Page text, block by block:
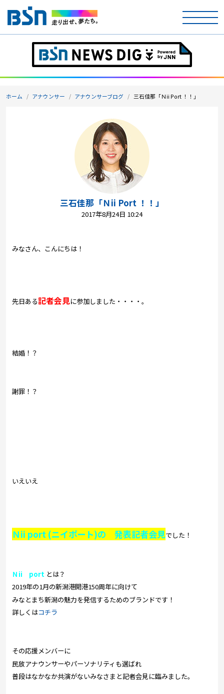
ホーム
テレビ
ラジオ
アナウンサー
イベント
ニュース
天気
コンテンツ・アプリ
お問い合わせ
ホーム アナウンサー アナウンサーブログ 三石佳那「Ｎii Port ！！」
三石佳那「Ｎii Port ！！」
2017年8月24日 10:24
みなさん、こんにちは！
先日ある記者会見に参加しました・・・・。
結婚！？
謝罪！？
いえいえ
Ｎii port (ニイポート)の 発表記者会見でした！
Ｎii port とは？
2019年の1月の新潟港開港150周年に向けて
みなとまち新潟の魅力を発信するためのブランドです！
詳しくはコチラ
その応援メンバーに
民放アナウンサーやパーソナリティも選ばれ
普段はなかなか共演がないみなさまと記者会見に臨みました。